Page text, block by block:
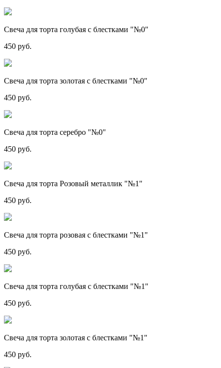
Свеча для торта голубая с блестками "№0"
450 руб.
Свеча для торта золотая с блестками "№0"
450 руб.
Свеча для торта серебро "№0"
450 руб.
Свеча для торта Розовый металлик "№1"
450 руб.
Свеча для торта розовая с блестками "№1"
450 руб.
Свеча для торта голубая с блестками "№1"
450 руб.
Свеча для торта золотая с блестками "№1"
450 руб.